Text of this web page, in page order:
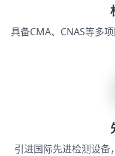
具备CMA、CNAS等多
引进国际先进检测设备